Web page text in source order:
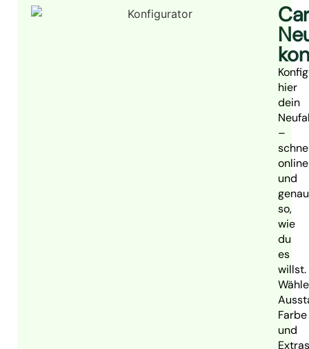
hier
dein
–
online
und
genau
so,
wie
du
es
willst.
Wähle
Farbe
und
Extras